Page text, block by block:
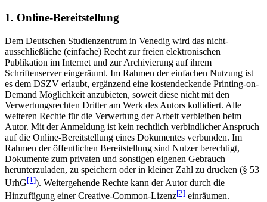
1. Online-Bereitstellung
Dem Deutschen Studienzentrum in Venedig wird das nicht-
ausschließliche (einfache) Recht zur freien elektronischen
Publikation im Internet und zur Archivierung auf ihrem
Schriftenserver eingeräumt. Im Rahmen der einfachen Nutzung ist
es dem DSZV erlaubt, ergänzend eine kostendeckende Printing-on-
Demand Möglichkeit anzubieten, soweit diese nicht mit den
Verwertungsrechten Dritter am Werk des Autors kollidiert. Alle
weiteren Rechte für die Verwertung der Arbeit verbleiben beim
Autor. Mit der Anmeldung ist kein rechtlich verbindlicher Anspruch
auf die Online-Bereitstellung eines Dokumentes verbunden. Im
Rahmen der öffentlichen Bereitstellung sind Nutzer berechtigt,
Dokumente zum privaten und sonstigen eigenen Gebrauch
herunterzuladen, zu speichern oder in kleiner Zahl zu drucken (§ 53
UrhG[1]). Weitergehende Rechte kann der Autor durch die
Hinzufügung einer Creative-Common-Lizenz[2] einräumen.